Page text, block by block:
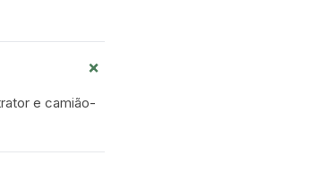
+
e camião-